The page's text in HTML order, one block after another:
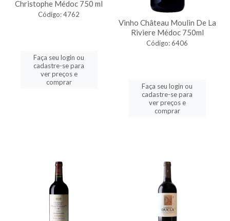
Christophe Médoc 750 ml
Código: 4762
Faça seu login ou
cadastre-se para
ver preços e
comprar
Vinho Château Moulin De La
Riviere Médoc 750ml
Código: 6406
Faça seu login ou
cadastre-se para
ver preços e
comprar